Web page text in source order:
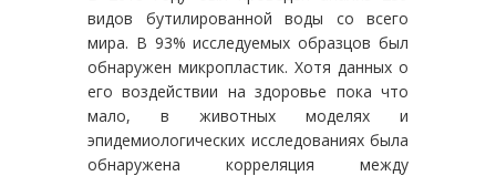
видов бутилированной воды со всего
мира. В 93% исследуемых образцов был
обнаружен микропластик. Хотя данных о
его воздействии на здоровье пока что
мало, в животных моделях и
эпидемиологических исследованиях была
обнаружена корреляция между